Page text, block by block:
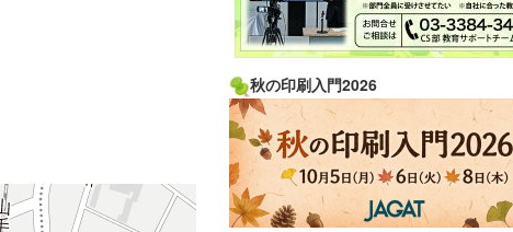
秋の印刷入門2026